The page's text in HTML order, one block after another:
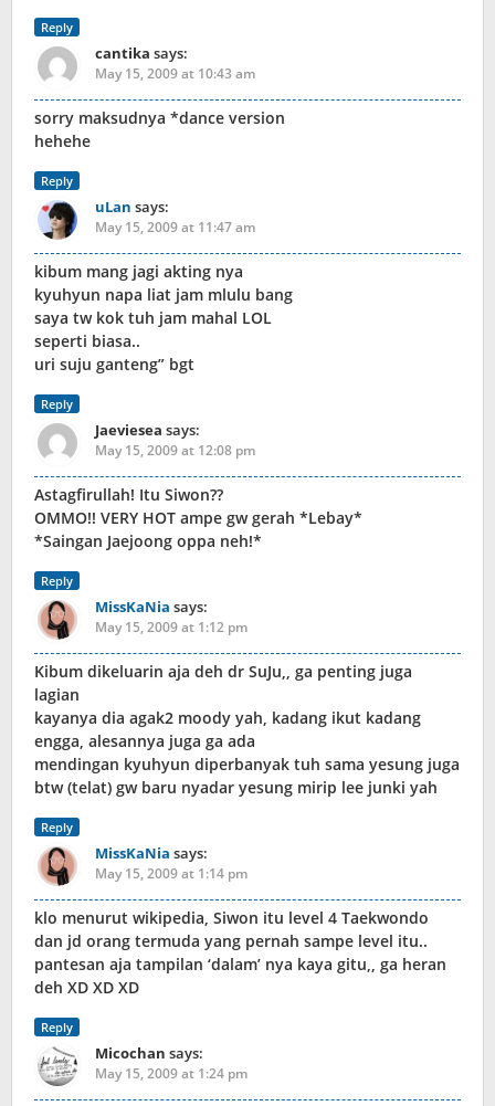
Reply
cantika says:
May 15, 2009 at 10:43 am
sorry maksudnya *dance version
hehehe
Reply
uLan says:
May 15, 2009 at 11:47 am
kibum mang jagi akting nya
kyuhyun napa liat jam mlulu bang
saya tw kok tuh jam mahal LOL
seperti biasa..
uri suju ganteng” bgt
Reply
Jaeviesea says:
May 15, 2009 at 12:08 pm
Astagfirullah! Itu Siwon??
OMMO!! VERY HOT ampe gw gerah *Lebay*
*Saingan Jaejoong oppa neh!*
Reply
MissKaNia says:
May 15, 2009 at 1:12 pm
Kibum dikeluarin aja deh dr SuJu,, ga penting juga
lagian
kayanya dia agak2 moody yah, kadang ikut kadang
engga, alesannya juga ga ada
mendingan kyuhyun diperbanyak tuh sama yesung juga
btw (telat) gw baru nyadar yesung mirip lee junki yah
Reply
MissKaNia says:
May 15, 2009 at 1:14 pm
klo menurut wikipedia, Siwon itu level 4 Taekwondo
dan jd orang termuda yang pernah sampe level itu..
pantesan aja tampilan ‘dalam’ nya kaya gitu,, ga heran
deh XD XD XD
Reply
Micochan says:
May 15, 2009 at 1:24 pm